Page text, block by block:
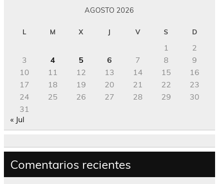
AGOSTO 2026
L M X J V S D
1
2
3
4 5 6 7 8
9
10
11 12 13 14 15
16
17
18 19 20 21 22
23
24
25 26 27 28 29
30
31
« Jul
Comentarios recientes